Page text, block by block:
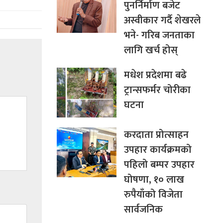
पुनर्निर्माण बजेट
अस्वीकार गर्दै शेखरले
भने- गरिब जनताका
लागि खर्च होस्
मधेश प्रदेशमा बढे
ट्रान्सफर्मर चोरीका
घटना
करदाता प्रोत्साहन
उपहार कार्यक्रमको
पहिलो बम्पर उपहार
घोषणा, १० लाख
रुपैयाँको विजेता
सार्वजनिक